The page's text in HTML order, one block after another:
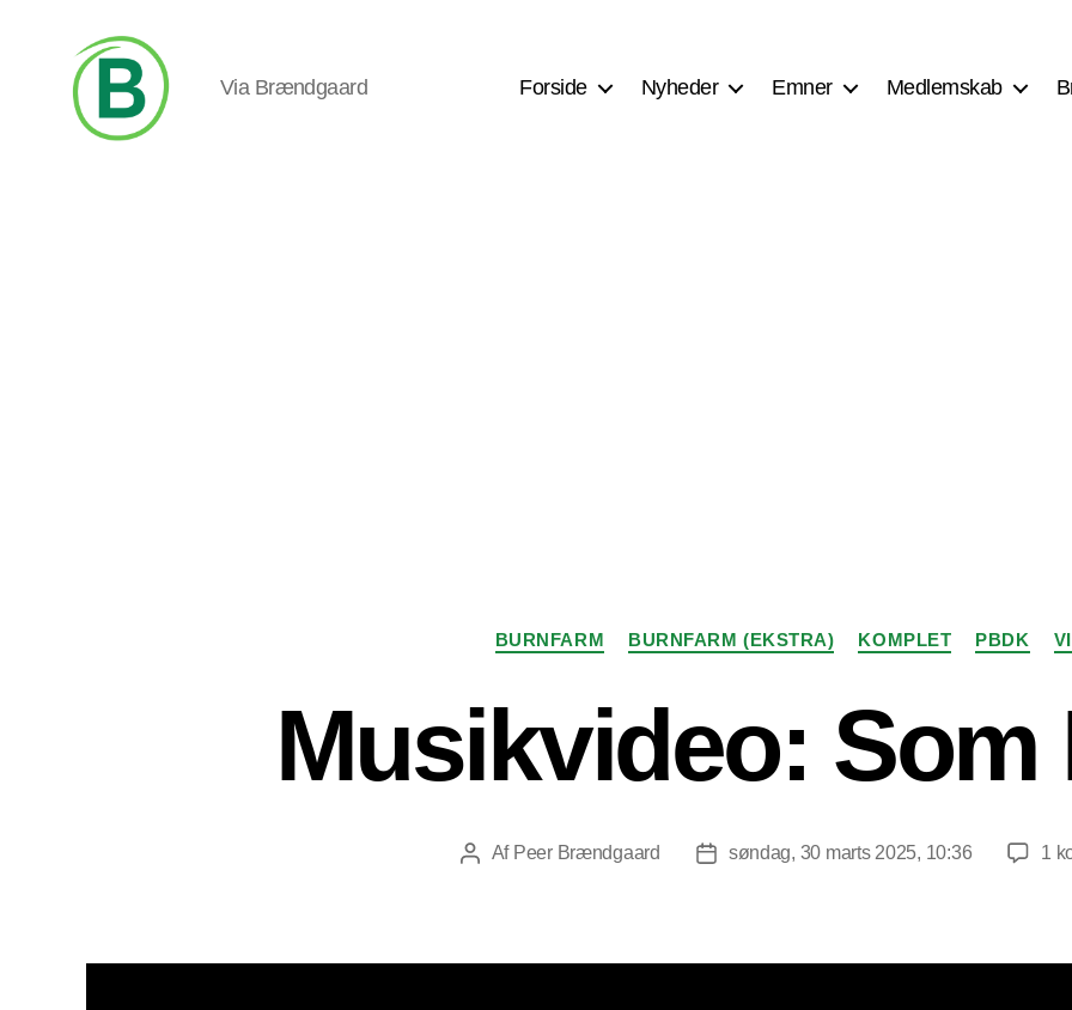
Via Brændgaard Forside Nyheder Emner Medlemskab
Kategorier
BURNFARM BURNFARM (EKSTRA) KOMPLET PBDK
Musikvideo: Som
Indlægsforfatter
Af Peer Brændgaard Indlægsdato
søndag, 30 marts 2025, 10:36 1